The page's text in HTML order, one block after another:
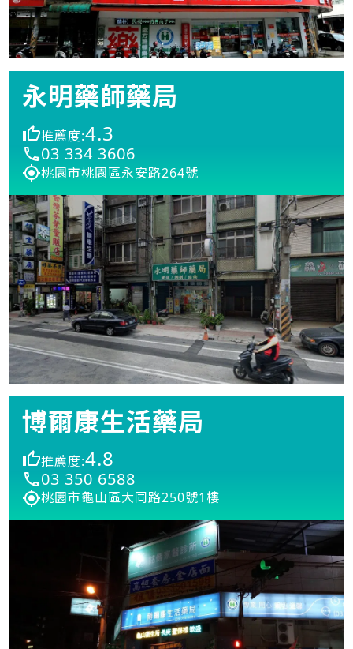
永明藥師藥局
推薦度:4.3
03 334 3606
桃園市桃園區永安路264號
博爾康生活藥局
推薦度:4.8
03 350 6588
桃園市龜山區大同路250號1樓